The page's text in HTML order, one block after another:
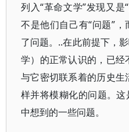
列入“革命文学”发现又
不是他们自己有“问题”，
了问题。..在此前提下，
学）的正常认识的，已
与它密切联系着的历史
样并将模糊化的问题。这
中想到的一些问题。